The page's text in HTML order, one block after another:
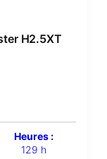
H2.5XT
Heures :
129 h